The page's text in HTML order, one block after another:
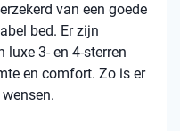
van een goede
bed. Er zijn
luxe 3- en 4-sterren
en comfort. Zo is er